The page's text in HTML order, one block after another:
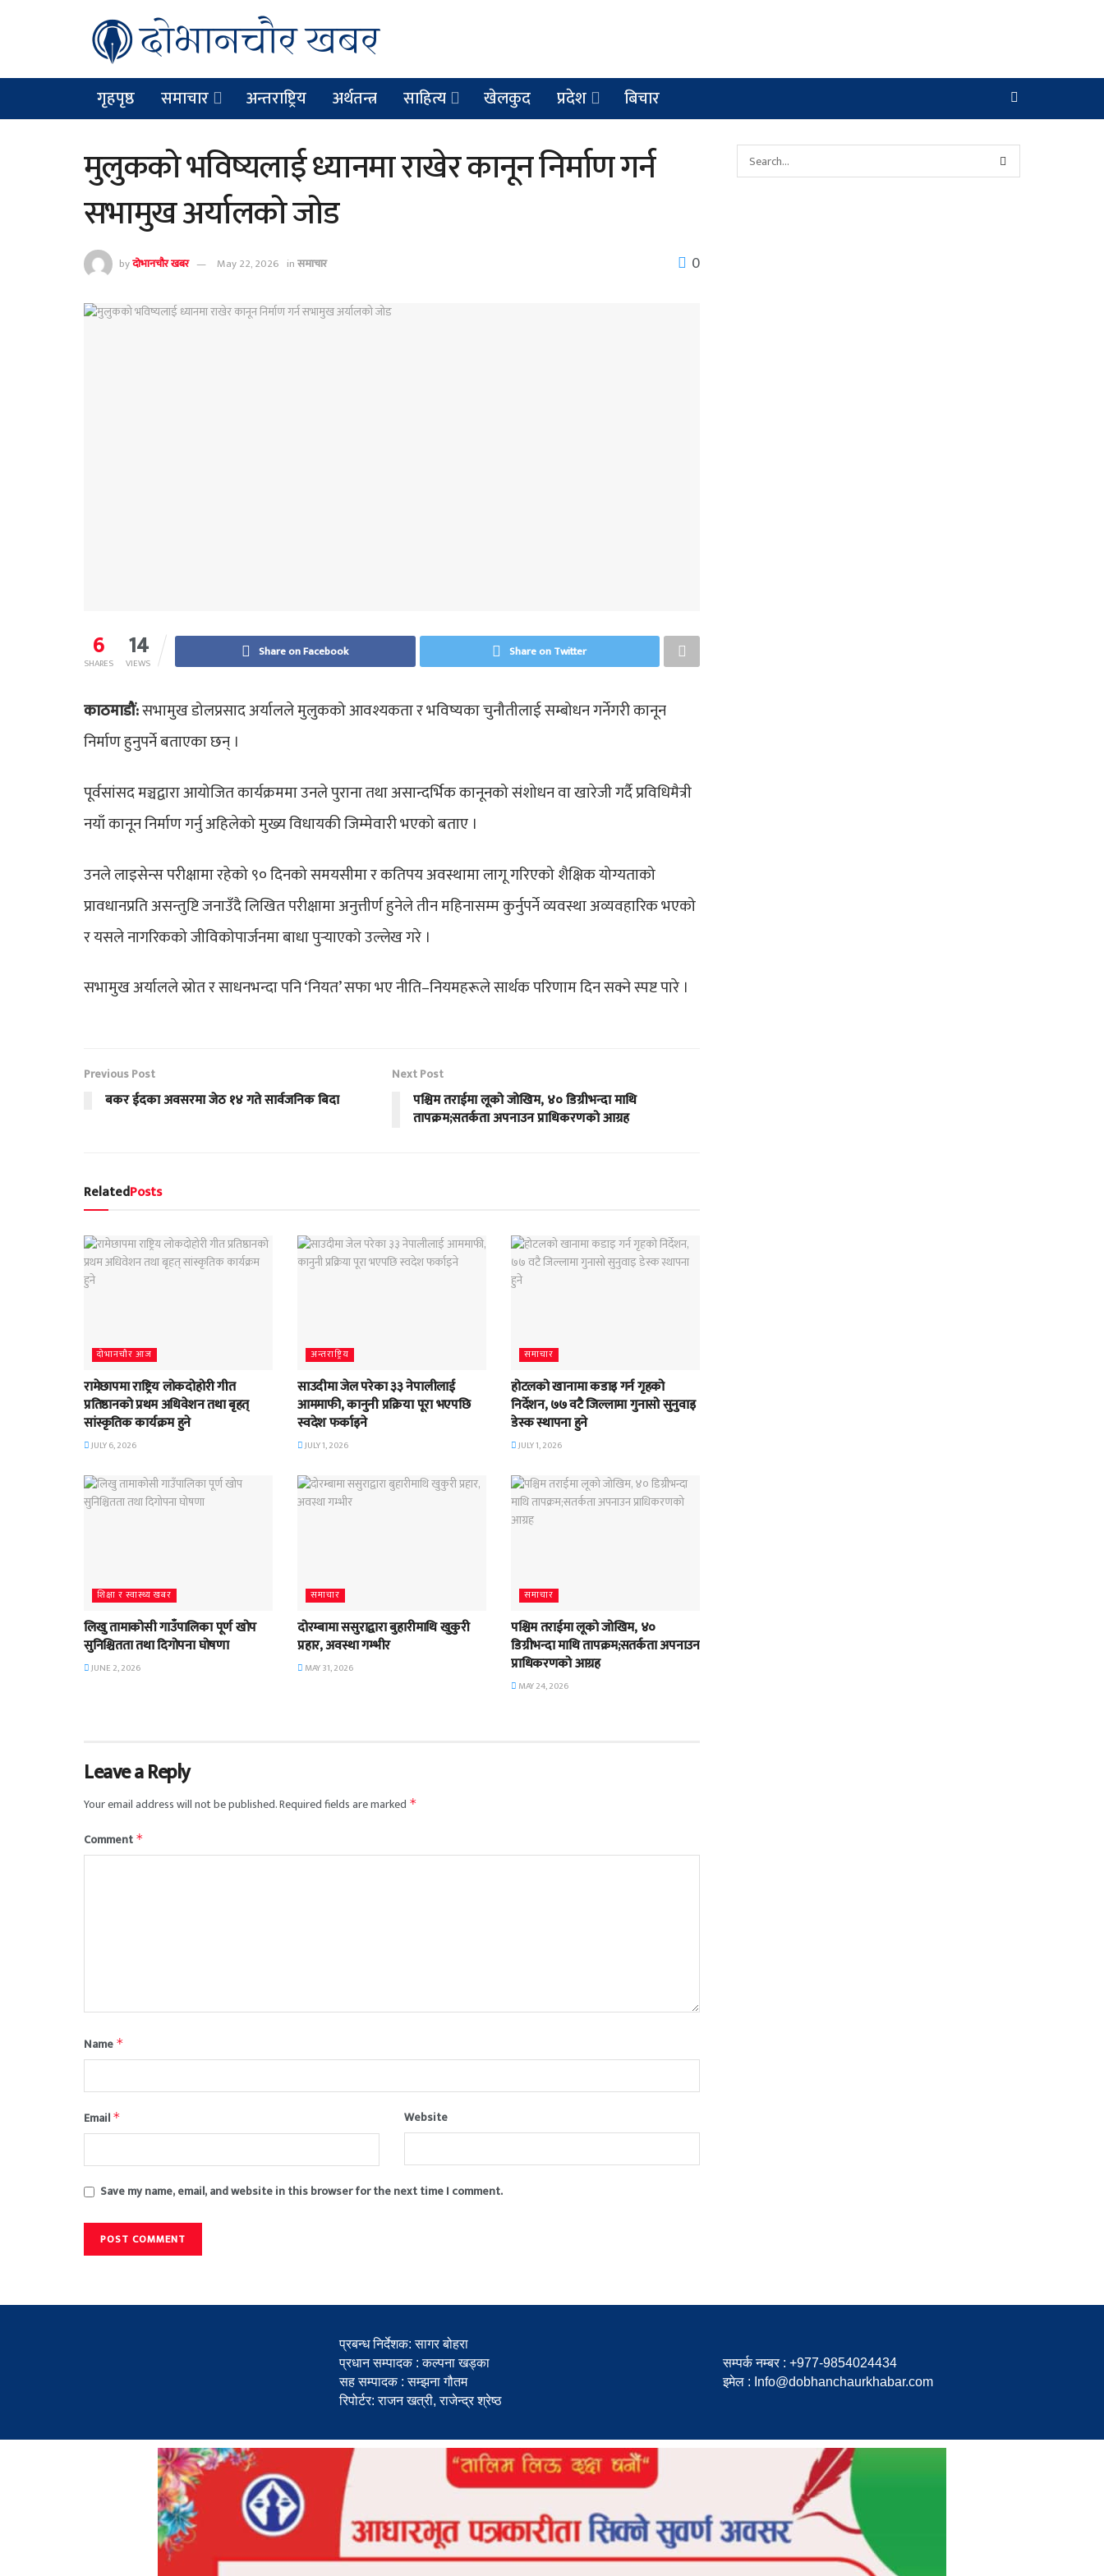
गृहपृष्ठ समाचार अन्तराष्ट्रिय अर्थतन्त्र साहित्य खेलकुद प्रदेश बिचार
मुलुकको भविष्यलाई ध्यानमा राखेर कानून निर्माण गर्न
सभामुख अर्यालको जोड
byदोभानचौर खबर May 22, 2026 inसमाचार 0
6
SHARES 14
VIEWS
Share on Facebook Share on Twitter
काठमाडौं:सभामुख डोलप्रसाद अर्यालले मुलुकको आवश्यकता र भविष्यका चुनौतीलाई सम्बोधन गर्नेगरी कानून
निर्माण हुनुपर्ने बताएका छन् ।
पूर्वसांसद मञ्चद्वारा आयोजित कार्यक्रममा उनले पुराना तथा असान्दर्भिक कानूनको संशोधन वा खारेजी गर्दै प्रविधिमैत्री
नयाँ कानून निर्माण गर्नु अहिलेको मुख्य विधायकी जिम्मेवारी भएको बताए ।
उनले लाइसेन्स परीक्षामा रहेको ९० दिनको समयसीमा र कतिपय अवस्थामा लागू गरिएको शैक्षिक योग्यताको
प्रावधानप्रति असन्तुष्टि जनाउँदै लिखित परीक्षामा अनुत्तीर्ण हुनेले तीन महिनासम्म कुर्नुपर्ने व्यवस्था अव्यवहारिक भएको
र यसले नागरिकको जीविकोपार्जनमा बाधा पुर्‍याएको उल्लेख गरे ।
सभामुख अर्यालले स्रोत र साधनभन्दा पनि ‘नियत’ सफा भए नीति–नियमहरूले सार्थक परिणाम दिन सक्ने स्पष्ट पारे ।
Previous Post
बकर ईदका अवसरमा जेठ १४ गते सार्वजनिक बिदा
Next Post
पश्चिम तराईमा लूको जोखिम, ४० डिग्रीभन्दा माथि
तापक्रम;सतर्कता अपनाउन प्राधिकरणको आग्रह
RelatedPosts
दाेभानचाैर आज
रामेछापमा राष्ट्रिय लोकदोहोरी गीत
प्रतिष्ठानको प्रथम अधिवेशन तथा बृहत्
सांस्कृतिक कार्यक्रम हुने
JULY 6, 2026
अन्तराष्ट्रिय
साउदीमा जेल परेका ३३ नेपालीलाई
आममाफी, कानुनी प्रक्रिया पूरा भएपछि
स्वदेश फर्काइने
JULY 1, 2026
समाचार
होटलको खानामा कडाइ गर्न गृहको
निर्देशन, ७७ वटै जिल्लामा गुनासो सुनुवाइ
डेस्क स्थापना हुने
JULY 1, 2026
शिक्षा र स्वास्थ्य खबर
लिखु तामाकोसी गाउँपालिका पूर्ण खोप
सुनिश्चितता तथा दिगोपना घोषणा
JUNE 2, 2026
समाचार
दोरम्बामा ससुराद्वारा बुहारीमाथि खुकुरी
प्रहार, अवस्था गम्भीर
MAY 31, 2026
समाचार
पश्चिम तराईमा लूको जोखिम, ४०
डिग्रीभन्दा माथि तापक्रम;सतर्कता अपनाउन
प्राधिकरणको आग्रह
MAY 24, 2026
Leave a Reply
Your email address will not be published.Required fields are marked *
Comment *
Name *
Email * Website
Save my name, email, and website in this browser for the next time I comment.
प्रबन्ध निर्देशक: सागर बोहरा
प्रधान सम्पादक : कल्पना खड्का
सह सम्पादक : सम्झना गौतम
रिपोर्टर: राजन खत्री, राजेन्द्र श्रेष्ठ
सम्पर्क नम्बर : +977-9854024434
इमेल : Info@dobhanchaurkhabar.com